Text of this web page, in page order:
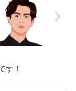
す！